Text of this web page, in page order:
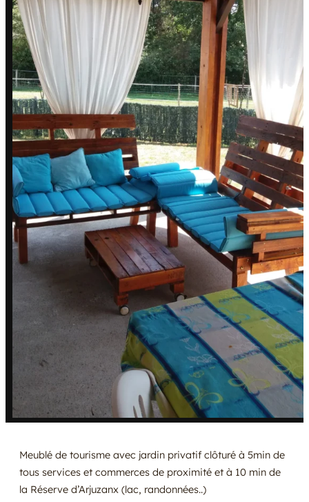
Meublé de tourisme avec jardin privatif clôturé à 5min de
tous services et commerces de proximité et à 10 min de
la Réserve d’Arjuzanx (lac, randonnées..)